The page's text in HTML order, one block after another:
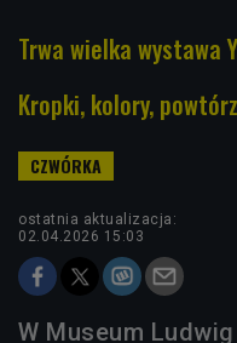
Trwa wielka wystawa
Kropki, kolory,
ostatnia aktualizacja:
02.04.2026 15:03
W Museum